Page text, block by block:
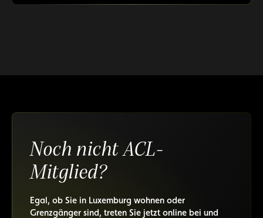
Noch nicht ACL-
Mitglied?
Egal, ob Sie in Luxemburg wohnen oder
Grenzgänger sind, treten Sie jetzt online bei und